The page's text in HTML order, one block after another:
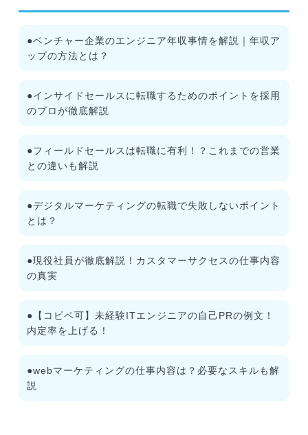
●ベンチャー企業のエンジニア年収事情を解説｜年収ア
ップの方法とは？
●インサイドセールスに転職するためのポイントを採用
のプロが徹底解説
●フィールドセールスは転職に有利！？これまでの営業
との違いも解説
●デジタルマーケティングの転職で失敗しないポイント
とは？
●現役社員が徹底解説！カスタマーサクセスの仕事内容
の真実
●【コピペ可】未経験ITエンジニアの自己PRの例文！
内定率を上げる！
●webマーケティングの仕事内容は？必要なスキルも解
説